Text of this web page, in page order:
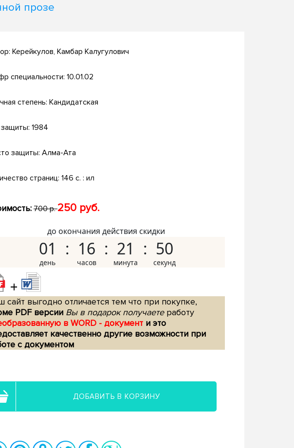
прозе
Керейкулов, Камбар Калугулович
специальности: 10.01.02
степень: Кандидатская
1984
защиты: Алма-Ата
страниц: 146 c. : ил
700 р.250 руб.
до окончания действия скидки
01 16 21 49
+
сайт выгодно отличается тем что при покупке,
PDF версии Вы в подарок получаетеработу
в WORD - документ и это
качественно другие возможности при
с документом
ДОБАВИТЬ В КОРЗИНУ